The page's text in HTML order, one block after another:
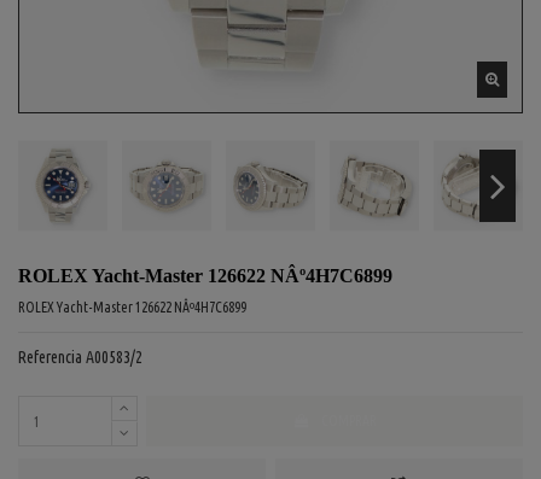
ROLEX Yacht-Master 126622 NÂº4H7C6899
ROLEX Yacht-Master 126622 NÂº4H7C6899
Referencia A00583/2